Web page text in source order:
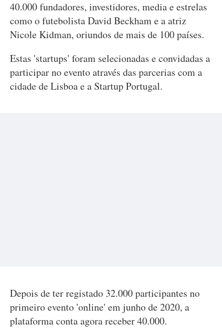
40.000 fundadores, investidores, media e estrelas
como o futebolista David Beckham e a atriz
Nicole Kidman, oriundos de mais de 100 países.
Estas 'startups' foram selecionadas e convidadas a
participar no evento através das parcerias com a
cidade de Lisboa e a Startup Portugal.
Depois de ter registado 32.000 participantes no
primeiro evento 'online' em junho de 2020, a
plataforma conta agora receber 40.000.